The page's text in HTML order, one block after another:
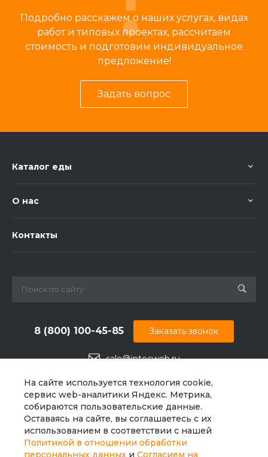
На сайте используется технология cookie,
сервис web-аналитики Яндекс. Метрика,
собираются пользовательские данные.
Оставаясь на сайте, вы соглашаетесь с их
использованием в соответствии с нашей
Политикой в отношении обработки
персональных данных и Согласием на
Подробно расскажем о наших услугах, видах
работ и типовых проектах, рассчитаем
стоимость и подготовим индивидуальное
предложение!
Задать вопрос
Каталог еды
О нас
Контакты
sale@intecweb.ru
8 (800) 100-45-85
г. Челябинск, ул.Свободы, д.93, оф. 6
Заказать звонок